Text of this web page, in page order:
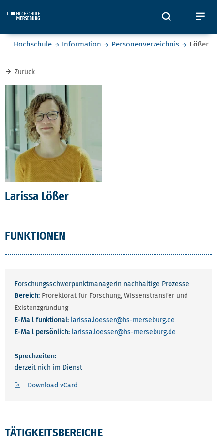
Öffnet
Sie befinden sich hier:
Hochschule Information Personenverzeichnis Lößer
Zurück
Larissa Lößer
FUNKTIONEN
Forschungsschwerpunktmanagerin nachhaltige Prozesse
Bereich: Prorektorat für Forschung, Wissenstransfer und
Existenzgründung
E-Mail funktional: larissa.loesser@hs-merseburg.de
E-Mail persönlich: larissa.loesser@hs-merseburg.de
Sprechzeiten:
derzeit nich im Dienst
Download vCard
TÄTIGKEITSBEREICHE